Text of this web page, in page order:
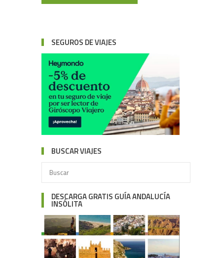
SEGUROS DE VIAJES
BUSCAR VIAJES
DESCARGA GRATIS GUÍA ANDALUCÍA
INSÓLITA